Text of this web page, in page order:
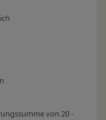
von 20 -